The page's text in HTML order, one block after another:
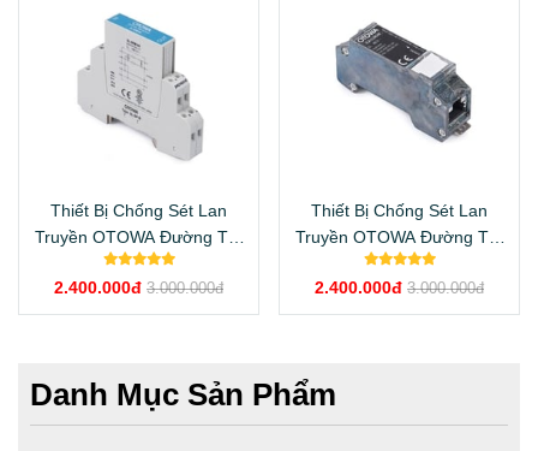
Thiết Bị Chống Sét Lan
Truyền OTOWA Đường Tín
Hiệu SL-SPM180
2.400.000đ 3.000.000đ
Thiết Bị Chống Sét Lan
Truyền OTOWA Đường Tín
Hiệu OLA-CLDRJ48
2.400.000đ 3.000.000đ
Danh Mục Sản Phẩm